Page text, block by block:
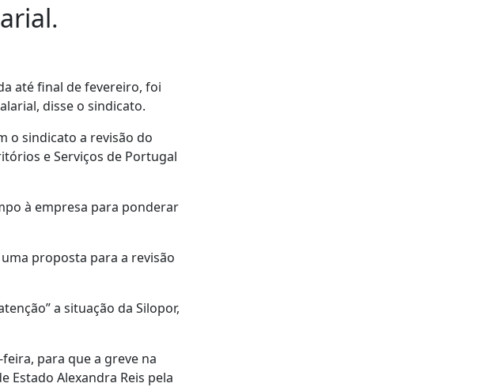
até final de fevereiro, foi
disse o sindicato.
o sindicato a revisão do
e Serviços de Portugal
à empresa para ponderar
proposta para a revisão
a situação da Silopor,
para que a greve na
Estado Alexandra Reis pela